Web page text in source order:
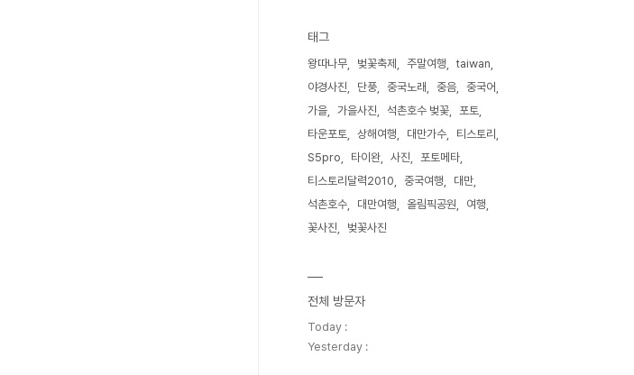
태그
왕따나무 벚꽃축제 주말여행
taiwan
야경사진
단풍 중국노래 중음
중국어
가을
가을사진 석촌호수 벚꽃
포토
타운포토
상해여행 대만가수
티스토리
S5pro
타이완 사진
포토메타
티스토리달력2010
중국여행
대만
석촌호수
대만여행 올림픽공원
여행
꽃사진
벚꽃사진
전체 방문자
Today :
Yesterday :